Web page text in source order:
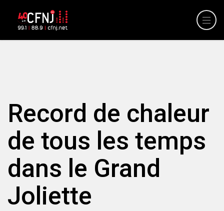
Record de chaleur
de tous les temps
dans le Grand
Joliette